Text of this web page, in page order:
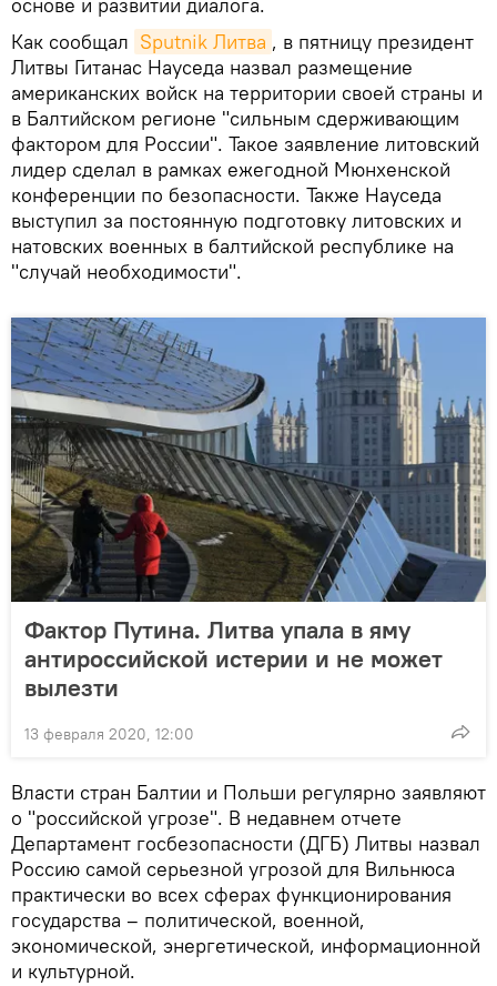
основе и развитии диалога.
Как сообщал Sputnik Литва , в пятницу президент
Литвы Гитанас Науседа назвал размещение
американских войск на территории своей страны и
в Балтийском регионе "сильным сдерживающим
фактором для России". Такое заявление литовский
лидер сделал в рамках ежегодной Мюнхенской
конференции по безопасности. Также Науседа
выступил за постоянную подготовку литовских и
натовских военных в балтийской республике на
"случай необходимости".
Фактор Путина. Литва упала в яму
антироссийской истерии и не может
вылезти
13 февраля 2020, 12:00
Власти стран Балтии и Польши регулярно заявляют
о "российской угрозе". В недавнем отчете
Департамент госбезопасности (ДГБ) Литвы назвал
Россию самой серьезной угрозой для Вильнюса
практически во всех сферах функционирования
государства – политической, военной,
экономической, энергетической, информационной
и культурной.